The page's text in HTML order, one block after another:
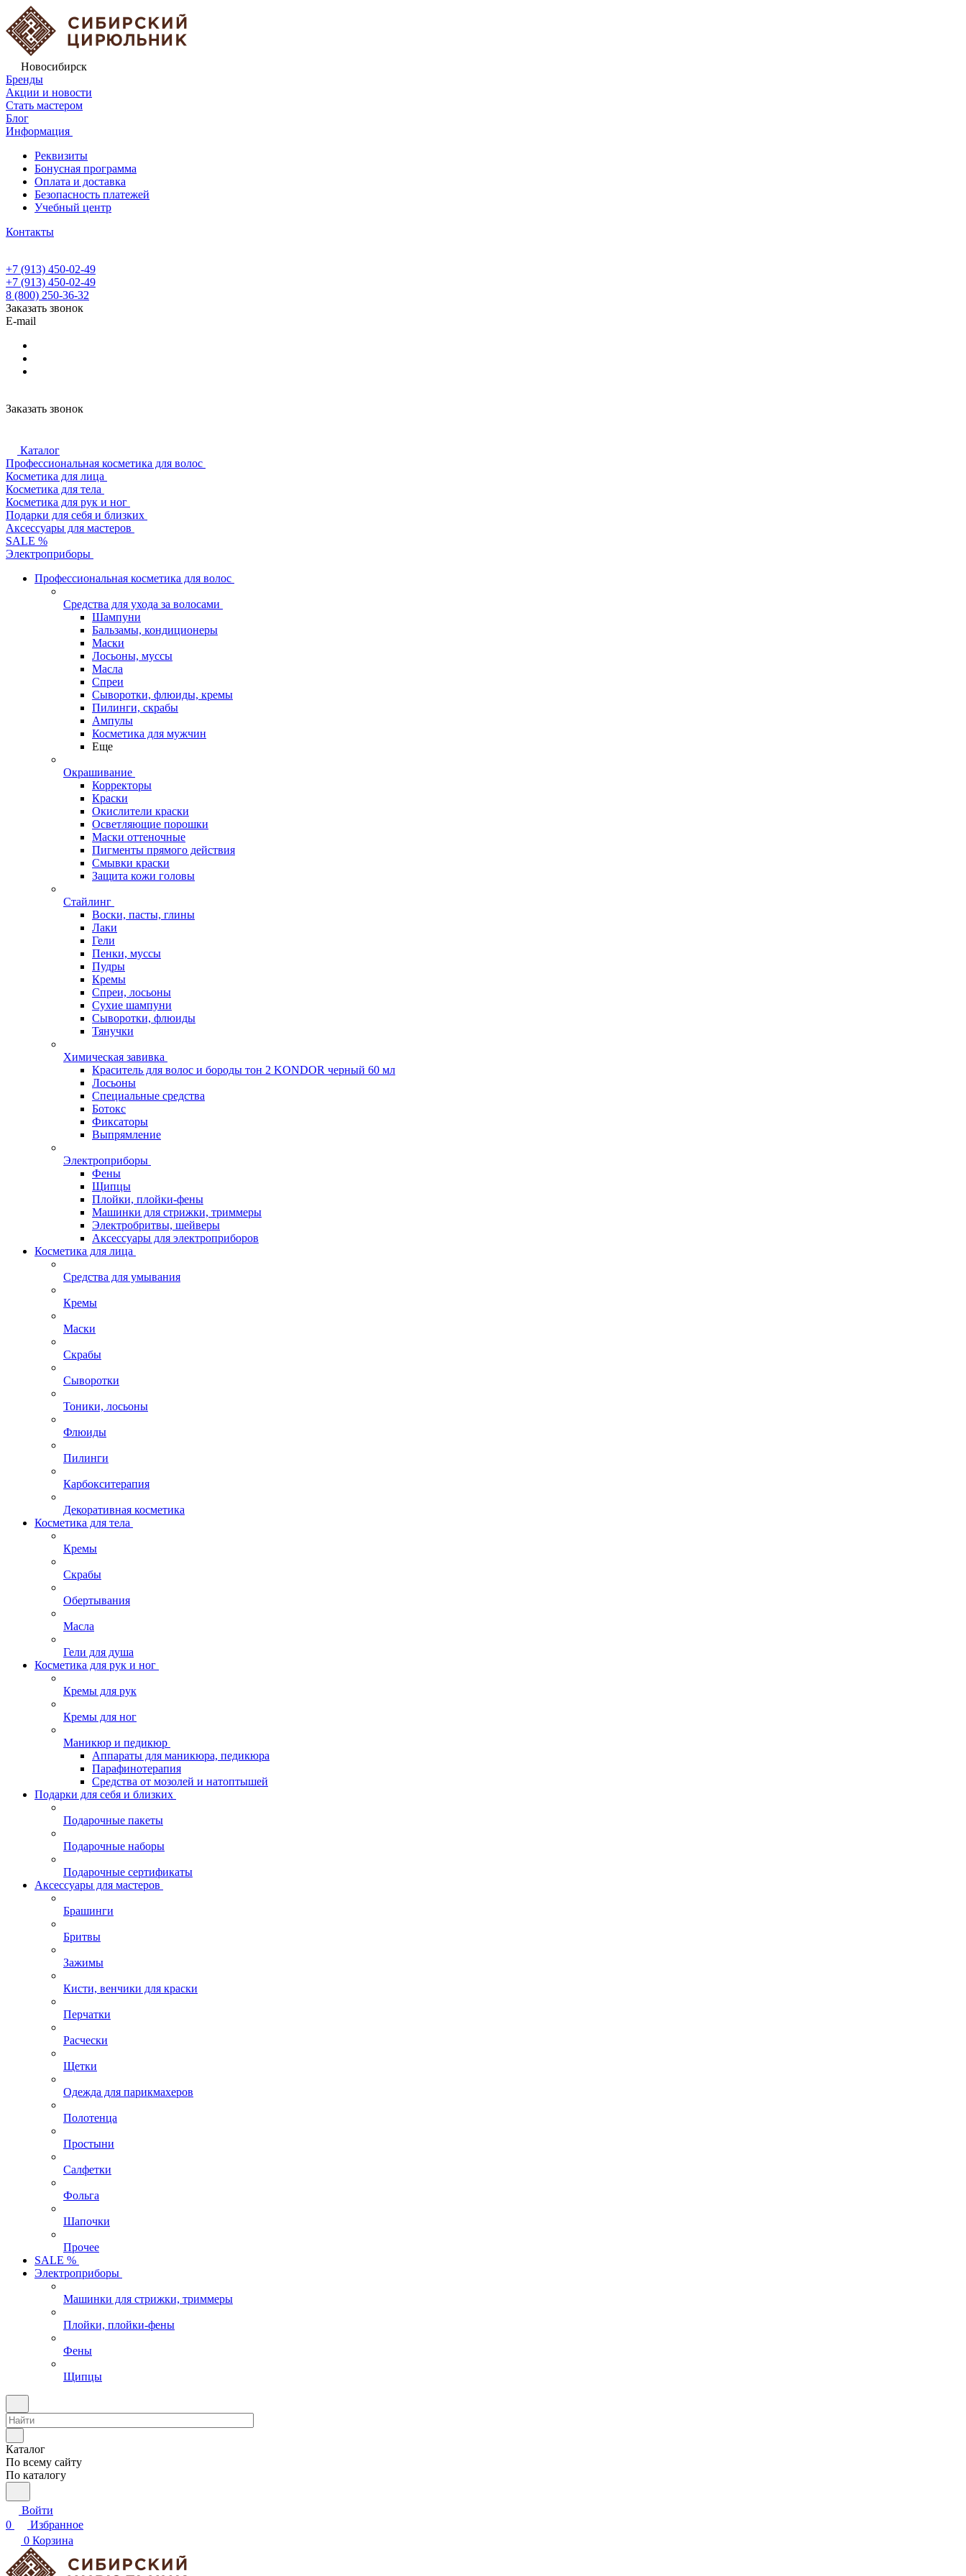
Новосибирск
Бренды
Акции и новости
Стать мастером
Блог
Информация
Реквизиты
Бонусная программа
Оплата и доставка
Безопасность платежей
Учебный центр
Контакты
+7 (913) 450-02-49
+7 (913) 450-02-49
8 (800) 250-36-32
Заказать звонок
E-mail
Заказать звонок
Каталог
Профессиональная косметика для волос
Косметика для лица
Косметика для тела
Косметика для рук и ног
Подарки для себя и близких
Аксессуары для мастеров
SALE %
Электроприборы
Профессиональная косметика для волос
Средства для ухода за волосами
Шампуни
Бальзамы, кондиционеры
Маски
Лосьоны, муссы
Масла
Спреи
Сыворотки, флюиды, кремы
Пилинги, скрабы
Ампулы
Косметика для мужчин
Еще
Окрашивание
Корректоры
Краски
Окислители краски
Осветляющие порошки
Маски оттеночные
Пигменты прямого действия
Смывки краски
Защита кожи головы
Стайлинг
Воски, пасты, глины
Лаки
Гели
Пенки, муссы
Пудры
Кремы
Спреи, лосьоны
Сухие шампуни
Сыворотки, флюиды
Тянучки
Химическая завивка
Краситель для волос и бороды тон 2 KONDOR черный 60 мл
Лосьоны
Специальные средства
Ботокс
Фиксаторы
Выпрямление
Электроприборы
Фены
Щипцы
Плойки, плойки-фены
Машинки для стрижки, триммеры
Электробритвы, шейверы
Аксессуары для электроприборов
Косметика для лица
Средства для умывания
Кремы
Маски
Скрабы
Сыворотки
Тоники, лосьоны
Флюиды
Пилинги
Карбокситерапия
Декоративная косметика
Косметика для тела
Кремы
Скрабы
Обертывания
Масла
Гели для душа
Косметика для рук и ног
Кремы для рук
Кремы для ног
Маникюр и педикюр
Аппараты для маникюра, педикюра
Парафинотерапия
Средства от мозолей и натоптышей
Подарки для себя и близких
Подарочные пакеты
Подарочные наборы
Подарочные сертификаты
Аксессуары для мастеров
Брашинги
Бритвы
Зажимы
Кисти, венчики для краски
Перчатки
Расчески
Щетки
Одежда для парикмахеров
Полотенца
Простыни
Салфетки
Фольга
Шапочки
Прочее
SALE %
Электроприборы
Машинки для стрижки, триммеры
Плойки, плойки-фены
Фены
Щипцы
Каталог
По всему сайту
По каталогу
Войти
0
Избранное
0 Корзина